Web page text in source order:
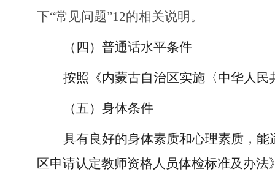
下“常见问题”12的相关说明。
（四）普通话水平条件
按照《内蒙古自治区实施〈中华人
（五）身体条件
具有良好的身体素质和心理素质，
区申请认定教师资格人员体检标准及办